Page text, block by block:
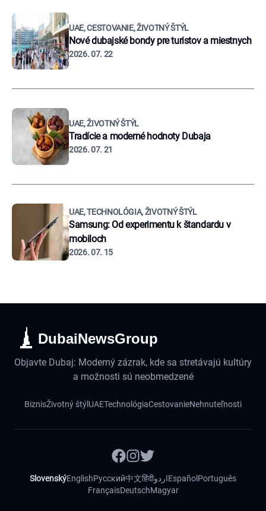
UAE, CESTOVANIE, ŽIVOTNÝ ŠTÝL
Nové dubajské bondy pre turistov a miestnych
2026. 07. 22
UAE, ŽIVOTNÝ ŠTÝL
Tradície a moderné hodnoty Dubaja
2026. 07. 21
UAE, TECHNOLÓGIA, ŽIVOTNÝ ŠTÝL
Samsung: Od experimentu k štandardu v
mobiloch
2026. 07. 15
DubaiNewsGroup
Objavte Dubaj: Moderný zázrak, kde sa stretávajú kultúry
a možnosti sú neobmedzené
BiznisŽivotný štýl UAETechnológiaCestovanieNehnuteľnosti
SlovenskýEnglishРусский中文हिंदीاردوEspañol Português
FrançaisDeutschMagyar